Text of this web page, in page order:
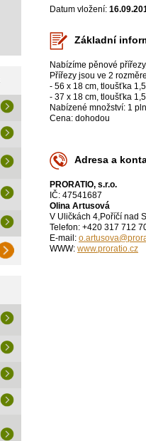
Datum vložení:
Základní
Nabízíme pěnové
Přířezy jsou ve 2
- 56 x 18 cm, tloušťka
- 37 x 18 cm, tloušťka
Nabízené množství: 1
Cena: dohodou
Adresa a
PRORATIO, s.r.o.
IČ: 47541687
Olina Artusová
V Uličkách 4,Poříčí nad
Telefon: +420 317 712
E-mail:
WWW: www.proratio.cz